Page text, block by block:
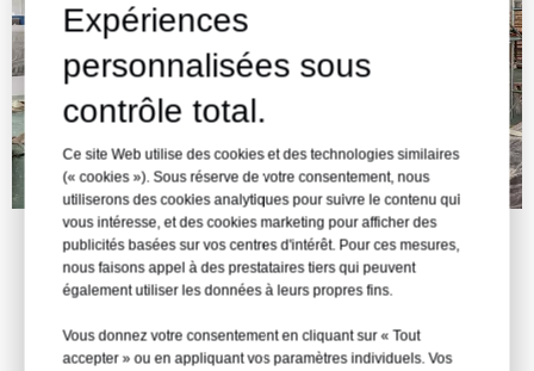
Expériences
personnalisées sous
contrôle total.
Ce site Web utilise des cookies et des technologies similaires
(« cookies »). Sous réserve de votre consentement, nous
utiliserons des cookies analytiques pour suivre le contenu qui
vous intéresse, et des cookies marketing pour afficher des
publicités basées sur vos centres d'intérêt. Pour ces mesures,
nous faisons appel à des prestataires tiers qui peuvent
également utiliser les données à leurs propres fins.
Vous donnez votre consentement en cliquant sur « Tout
accepter » ou en appliquant vos paramètres individuels. Vos